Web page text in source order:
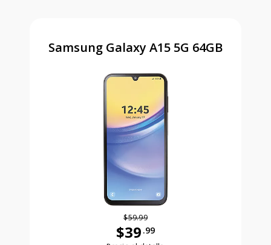
Samsung Galaxy A15 5G 64GB
$59.99
$39 .99